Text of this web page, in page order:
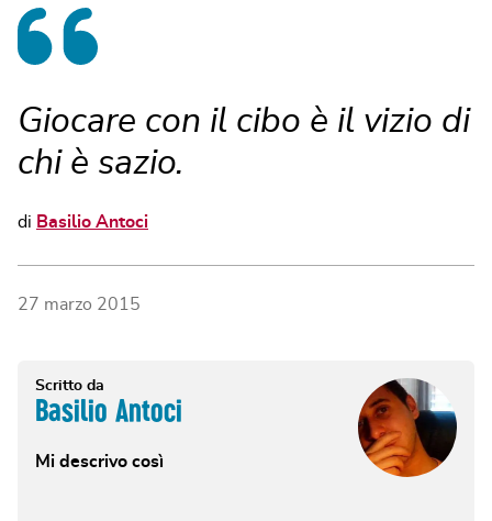
Giocare con il cibo è il vizio di
chi è sazio.
di Basilio Antoci
27 marzo 2015
Scritto da
Basilio Antoci
Mi descrivo così